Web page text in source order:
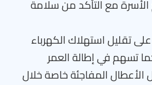
مع التأكد من سلامة
تقليل استهلاك الكهرباء
تسهم في إطالة العمر
الأعطال المفاجئة خاصة خلال